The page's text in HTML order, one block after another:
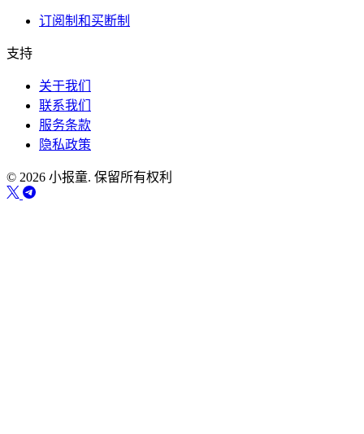
订阅制和买断制
支持
关于我们
联系我们
服务条款
隐私政策
© 2026 小报童. 保留所有权利